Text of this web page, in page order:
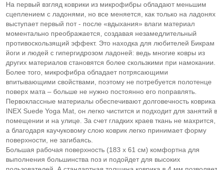
На первый взгляд коврики из микрофибры обладают меньшим
сцеплением с ладонями, но все меняется, как только на ладонях
выступает первый пот - после «вдыхания» влаги материал
моментально преображается, создавая незамедлительный
противоскользящий эффект. Это находка для любителей Бикрам
йоги и людей с гипергидрозом ладоней: ведь многие ковры из
других материалов становятся более скользкими при намокании.
Более того, микрофибра обладает потрясающими
впитывающими свойствами, поэтому не потребуется полотенце
поверх мата – больше не нужно постоянно его поправлять.
Первоклассные материалы обеспечивают долговечность коврика
INEX Suede Yoga Mat, он легко чистится и подходит для занятий в
помещении и на улице. За счет гладких краев ткань не махрится,
а благодаря каучуковому слою коврик легко принимает форму
поверхности, не загибаясь.
Большая рабочая поверхность (183 х 61 см) комфортна для
выполнения большинства поз и подойдет для высоких